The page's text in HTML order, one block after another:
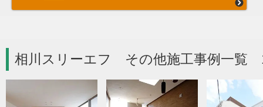
相川スリーエフ その他施工事例一覧